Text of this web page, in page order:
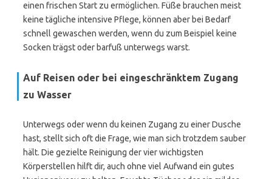
einen frischen Start zu ermöglichen. Füße brauchen meist
keine tägliche intensive Pflege, können aber bei Bedarf
schnell gewaschen werden, wenn du zum Beispiel keine
Socken trägst oder barfuß unterwegs warst.
Auf Reisen oder bei eingeschränktem Zugang
zu Wasser
Unterwegs oder wenn du keinen Zugang zu einer Dusche
hast, stellt sich oft die Frage, wie man sich trotzdem sauber
hält. Die gezielte Reinigung der vier wichtigsten
Körperstellen hilft dir, auch ohne viel Aufwand ein gutes